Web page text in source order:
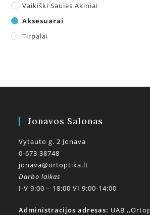
Vaikiški Saulės Akiniai
Aksesuarai
Tirpalai
Jonavos Salonas
Vytauto g. 2 Jonava
0-673 38748
jonava@ortoptika.lt
Darbo laikas
I-V 9:00 – 18:00 VI 9:00-14:00
Administracijos adresas: UAB